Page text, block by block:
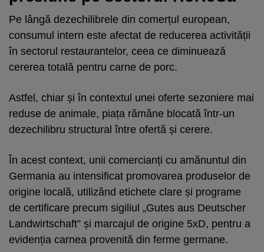
Pe lângă dezechilibrele din comerțul european,
consumul intern este afectat de reducerea activității
în sectorul restaurantelor, ceea ce diminuează
cererea totală pentru carne de porc.
Astfel, chiar și în contextul unei oferte sezoniere mai
reduse de animale, piața rămâne blocată într-un
dezechilibru structural între ofertă și cerere.
În acest context, unii comercianți cu amănuntul din
Germania au intensificat promovarea produselor de
origine locală, utilizând etichete clare și programe
de certificare precum sigiliul „Gutes aus Deutscher
Landwirtschaft” și marcajul de origine 5xD, pentru a
evidenția carnea provenită din ferme germane.